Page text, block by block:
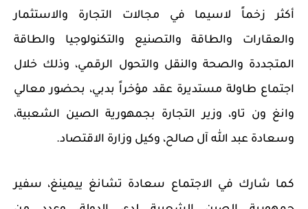
أكثر زخماً لاسيما في مجالات التجارة والاستثمار
والعقارات والطاقة والتصنيع والتكنولوجيا والطاقة
المتجددة والصحة والنقل والتحول الرقمي، وذلك خلال
اجتماع طاولة مستديرة عقد مؤخراً بدبي، بحضور معالي
وانغ ون تاو، وزير التجارة بجمهورية الصين الشعبية،
وسعادة عبد الله آل صالح، وكيل وزارة الاقتصاد.
كما شارك في الاجتماع سعادة تشانغ ييمينغ، سفير